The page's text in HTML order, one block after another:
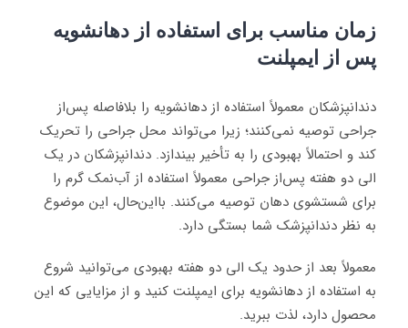
زمان مناسب برای استفاده از دهانشویه
پس‌ از ایمپلنت
دندانپزشکان معمولاً استفاده از دهانشویه را بلافاصله پس‌از
جراحی توصیه نمی‌کنند؛ زیرا می‌تواند محل جراحی را تحریک
کند و احتمالاً بهبودی را به تأخیر بیندازد. دندانپزشکان در یک
الی دو هفته پس‌از جراحی معمولاً استفاده از آب‌نمک گرم را
برای شستشوی دهان توصیه می‌کنند. بااین‌حال، این موضوع
به نظر دندانپزشک شما بستگی دارد.
معمولاً بعد از حدود یک الی دو هفته بهبودی می‌توانید شروع
به استفاده از دهانشویه برای ایمپلنت کنید و از مزایایی که این
محصول دارد، لذت ببرید.